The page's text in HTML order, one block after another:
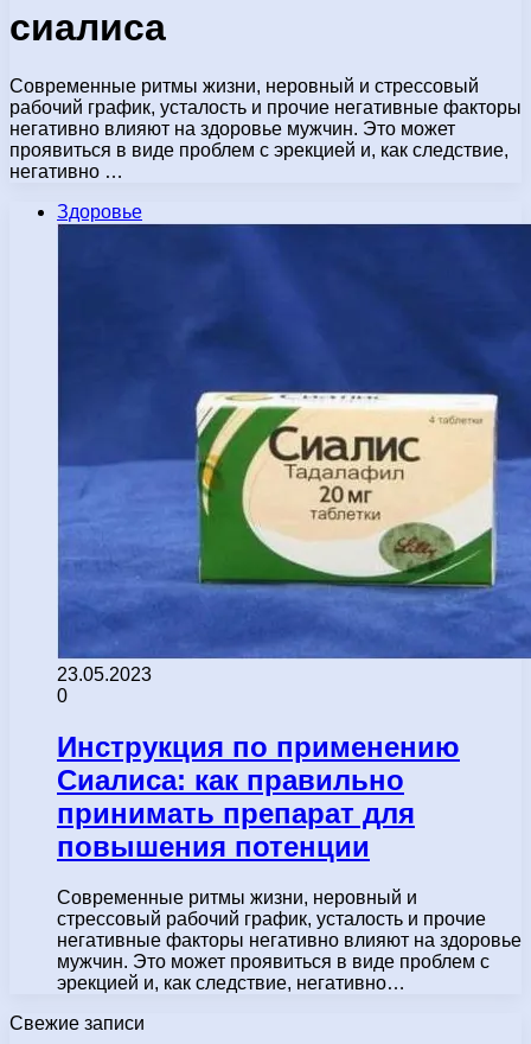
сиалиса
Современные ритмы жизни, неровный и стрессовый
рабочий график, усталость и прочие негативные факторы
негативно влияют на здоровье мужчин. Это может
проявиться в виде проблем с эрекцией и, как следствие,
негативно …
Здоровье
23.05.2023
0
Инструкция по применению
Сиалиса: как правильно
принимать препарат для
повышения потенции
Современные ритмы жизни, неровный и
стрессовый рабочий график, усталость и прочие
негативные факторы негативно влияют на здоровье
мужчин. Это может проявиться в виде проблем с
эрекцией и, как следствие, негативно…
Свежие записи